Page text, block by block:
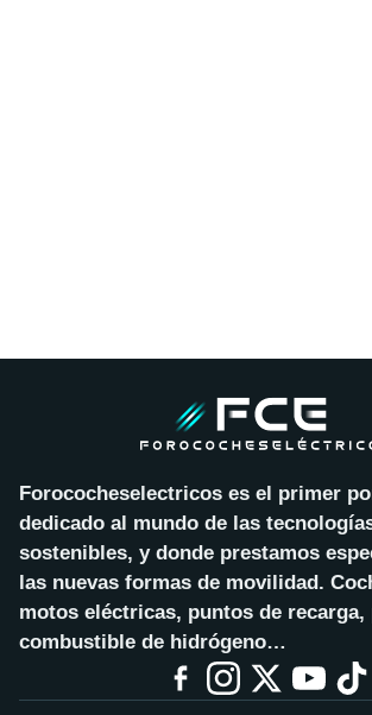
Forococheselectricos es el primer
dedicado al mundo de las
sostenibles, y donde prestamos
las nuevas formas de movilidad.
motos eléctricas, puntos de recarga,
combustible de hidrógeno…